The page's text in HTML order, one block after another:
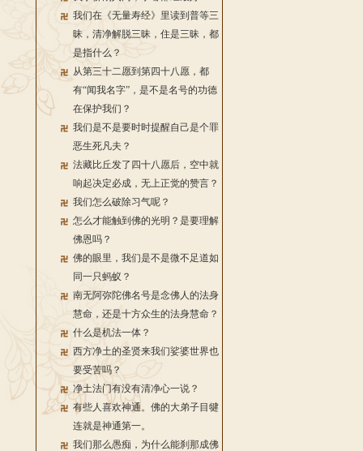
我们在《无量寿经》里读到普等三
昧，清净解脱三昧，住是三昧，都
是指什么？
从第三十二愿到第四十八愿，都
有“闻我名字”，是不是名号的功德
在保护我们？
我们是不是要时时提醒自己是个罪
恶生死凡夫？
法藏比丘发了四十八愿后，空中就
响起决定必成，无上正觉的赞言？
我们怎么破除习气呢？
怎么才能触到佛的光明？是要理解
佛恩吗？
佛的眼里，我们是不是微不足道如
同一只蚂蚁？
南无阿弥陀佛名号是念佛人的法身
慧命，还是十方众生的法身慧命？
什么是机法一体？
西方净土的圣贤来我们娑婆世界也
要受苦吗？
净土法门有没有清净心一说？
有些人喜欢神通。佛的大弟子目犍
连就是神通第一。
我们那么愚痴，为什么能刹那成佛